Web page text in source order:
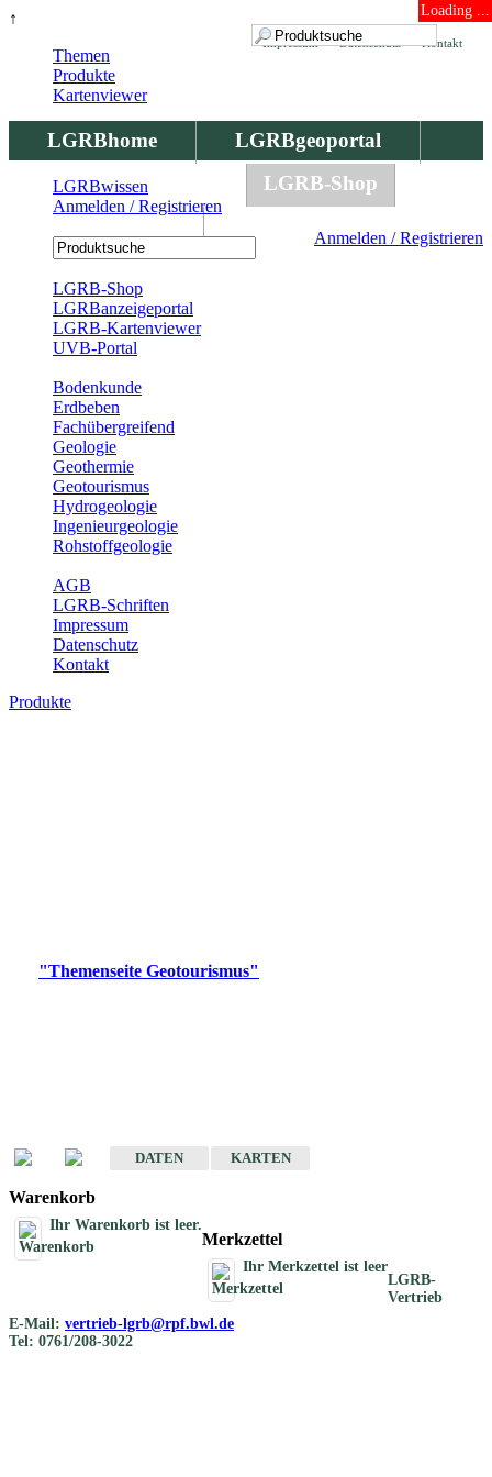
↑ Loading ...
Kontakt
Datenschutz
Impressum
LGRBhome
LGRBgeoportal
LGRBbohrungen
LGRB-Shop
Anmelden / Registrieren
Themen
Produkte
Kartenviewer
LGRBwissen
Anmelden / Registrieren
LGRB-Shop
LGRBanzeigeportal
LGRB-Kartenviewer
UVB-Portal
Bodenkunde
Erdbeben
Fachübergreifend
Geologie
Geothermie
Geotourismus
Hydrogeologie
Ingenieurgeologie
Rohstoffgeologie
AGB
LGRB-Schriften
Impressum
Datenschutz
Kontakt
Produkte
"Themenseite Geotourismus"
DATEN
KARTEN
Warenkorb
Ihr Warenkorb ist leer.
Merkzettel
Ihr Merkzettel ist leer
LGRB-
Vertrieb
E-Mail: vertrieb-lgrb@rpf.bwl.de
Tel: 0761/208-3022